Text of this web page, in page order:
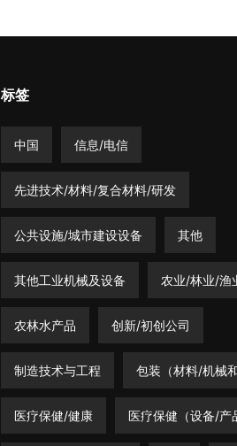
标签
中国 信息/电信
先进技术/材料/复合材料/研发
公共设施/城市建设设备 其他
其他工业机械及设备 农业/林业/渔
农林水产品 创新/初创公司
制造技术与工程 包装（材料/机械和
医疗保健/健康 医疗保健（设备/产